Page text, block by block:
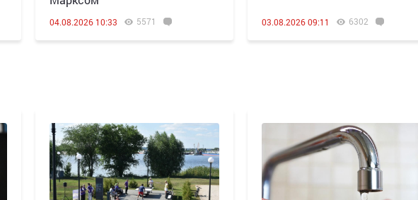
04.08.2026 10:33 5571 03.08.2026 09:11 6302